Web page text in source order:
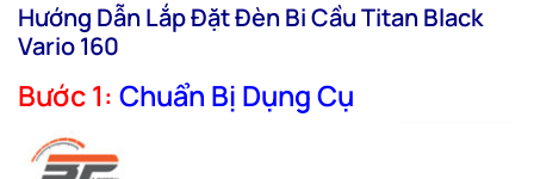
Hướng Dẫn Lắp Đặt Đèn Bi Cầu Titan Black
Vario 160
Bước 1: Chuẩn Bị Dụng Cụ